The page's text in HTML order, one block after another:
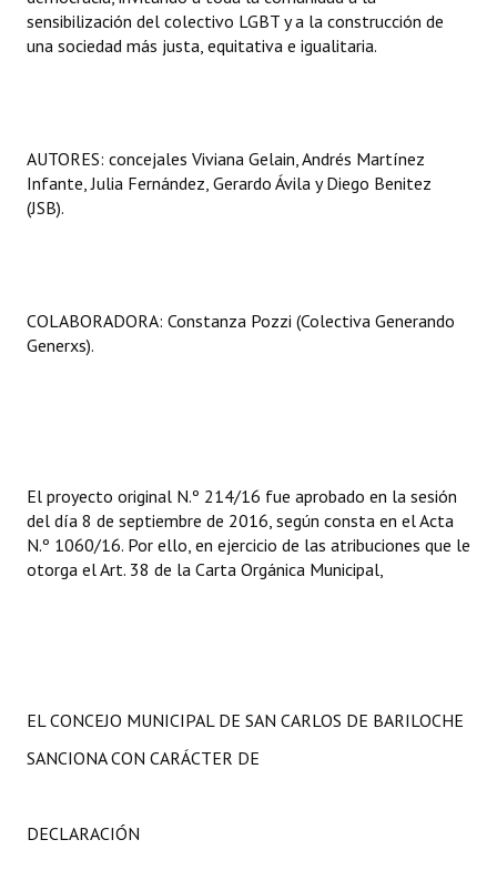
sensibilización del colectivo LGBT y a la construcción de
una sociedad más justa, equitativa e igualitaria.
AUTORES: concejales Viviana Gelain, Andrés Martínez
Infante, Julia Fernández, Gerardo Ávila y Diego Benitez
(JSB).
COLABORADORA: Constanza Pozzi (Colectiva Generando
Generxs).
El proyecto original N.º 214/16 fue aprobado en la sesión
del día 8 de septiembre de 2016, según consta en el Acta
N.º 1060/16. Por ello, en ejercicio de las atribuciones que le
otorga el Art. 38 de la Carta Orgánica Municipal,
EL CONCEJO MUNICIPAL DE SAN CARLOS DE BARILOCHE
SANCIONA CON CARÁCTER DE
DECLARACIÓN